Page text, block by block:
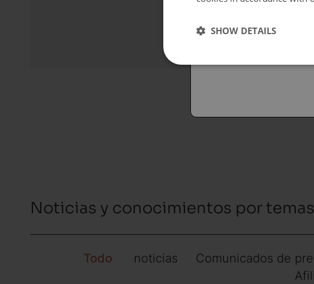
Noticias y conocimientos por temas
Todo noticias Comunicados de
Australia
SHOW DETAILS